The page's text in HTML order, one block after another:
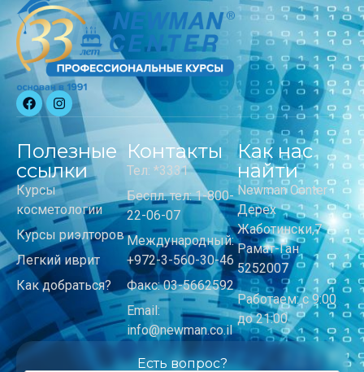
Полезные
ссылки
Курсы
косметологии
Курсы риэлторов
Легкий иврит
Как добраться?
Контакты
Тел: *3331
Беспл. тел: 1-800-
22-06-07
Международный:
+972-3-560-30-46
Факс: 03-5662592
Email:
info@newman.co.il
Как нас
найти
Newman Center
Дерех
Жаботински,7
Рамат-Ган
5252007
Работаем: с 9:00
до 21:00
Есть вопрос?